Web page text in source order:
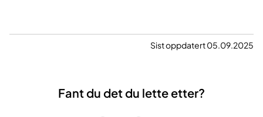
Sist oppdatert 05.09.2025
Fant du det du lette etter?